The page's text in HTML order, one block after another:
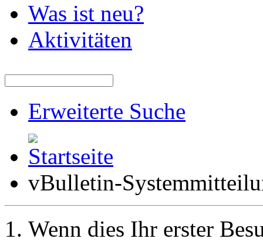
Was ist neu?
Aktivitäten
Erweiterte Suche
vBulletin-
Wenn dies Ihr erster